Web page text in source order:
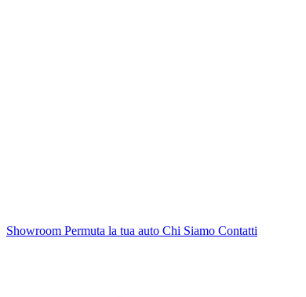
Showroom Permuta la tua auto Chi Siamo Contatti